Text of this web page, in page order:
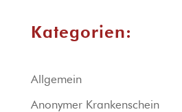
Kategorien:
Allgemein
Anonymer Krankenschein